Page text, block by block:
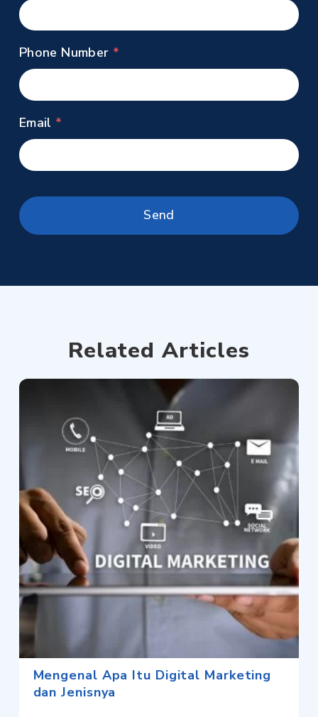
Phone Number
Email
Related Articles
Mengenal Apa Itu Digital Marketing
dan Jenisnya